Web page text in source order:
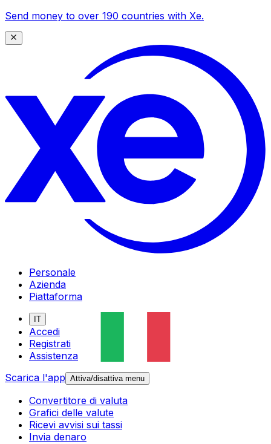
Send money to over 190 countries with Xe.
Personale
Azienda
Piattaforma
IT
Accedi
Registrati
Assistenza
Scarica l'app Attiva/disattiva menu
Convertitore di valuta
Grafici delle valute
Ricevi avvisi sui tassi
Invia denaro